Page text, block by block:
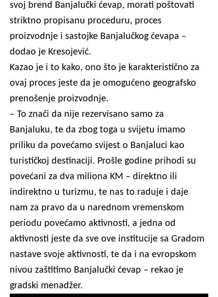
svoj brend Banjalučki ćevap, morati poštovati
striktno propisanu proceduru, proces
proizvodnje i sastojke Banjalučkog ćevapa –
dodao je Kresojević.
Kazao je i to kako, ono što je karakteristično za
ovaj proces jeste da je omogućeno geografsko
prenošenje proizvodnje.
– To znači da nije rezervisano samo za
Banjaluku, te da zbog toga u svijetu imamo
priliku da povećamo svijest o Banjaluci kao
turističkoj destinaciji. Prošle godine prihodi su
povećani za dva miliona KM – direktno ili
indirektno u turizmu, te nas to raduje i daje
nam za pravo da u narednom vremenskom
periodu povećamo aktivnosti, a jedna od
aktivnosti jeste da sve ove institucije sa Gradom
nastave svoje aktivnosti, te da i na evropskom
nivou zaštitimo Banjalučki ćevap – rekao je
gradski menadžer.